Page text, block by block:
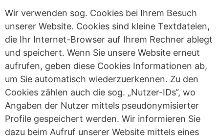
Wir verwenden sog. Cookies bei Ihrem Besuch
unserer Website. Cookies sind kleine Textdateien,
die Ihr Internet-Browser auf Ihrem Rechner ablegt
und speichert. Wenn Sie unsere Website erneut
aufrufen, geben diese Cookies Informationen ab,
um Sie automatisch wiederzuerkennen. Zu den
Cookies zählen auch die sog. „Nutzer-IDs“, wo
Angaben der Nutzer mittels pseudonymisierter
Profile gespeichert werden. Wir informieren Sie
dazu beim Aufruf unserer Website mittels eines